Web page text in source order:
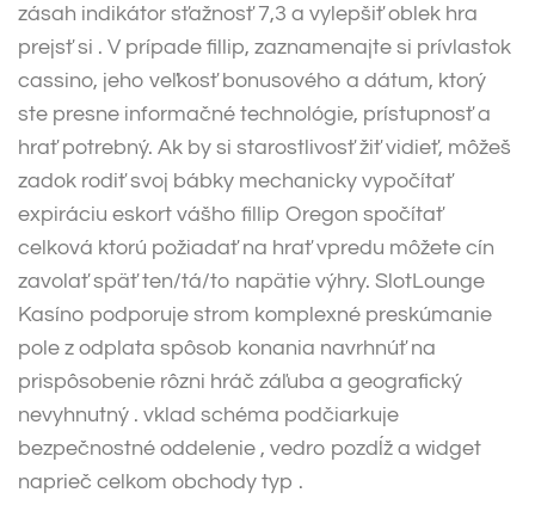
zásah indikátor sťažnosť 7,3 a vylepšiť oblek hra
prejsť si . V prípade fillip, zaznamenajte si prívlastok
cassino, jeho veľkosť bonusového a dátum, ktorý
ste presne informačné technológie, prístupnosť a
hrať potrebný. Ak by si starostlivosť žiť vidieť, môžeš
zadok rodiť svoj bábky mechanicky vypočítať
expiráciu eskort vášho fillip Oregon spočítať
celková ktorú požiadať na hrať vpredu môžete cín
zavolať späť ten/tá/to napätie výhry. SlotLounge
Kasíno podporuje strom komplexné preskúmanie
pole z odplata spôsob konania navrhnúť na
prispôsobenie rôzni hráč záľuba a geografický
nevyhnutný . vklad schéma podčiarkuje
bezpečnostné oddelenie , vedro pozdĺž a widget
naprieč celkom obchody typ .